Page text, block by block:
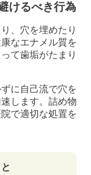
けるべき行為
、穴を埋めたり
なエナメル質を
て歯垢がたまり
に自己流で穴を
します。詰め物
で適切な処置を